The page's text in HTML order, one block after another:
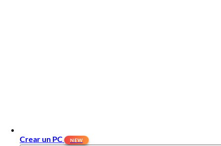
Crear un PC NEW